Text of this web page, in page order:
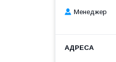
Менеджер